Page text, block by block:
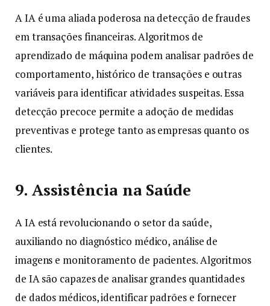
A IA é uma aliada poderosa na detecção de fraudes
em transações financeiras. Algoritmos de
aprendizado de máquina podem analisar padrões de
comportamento, histórico de transações e outras
variáveis para identificar atividades suspeitas. Essa
detecção precoce permite a adoção de medidas
preventivas e protege tanto as empresas quanto os
clientes.
9. Assistência na Saúde
A IA está revolucionando o setor da saúde,
auxiliando no diagnóstico médico, análise de
imagens e monitoramento de pacientes. Algoritmos
de IA são capazes de analisar grandes quantidades
de dados médicos, identificar padrões e fornecer